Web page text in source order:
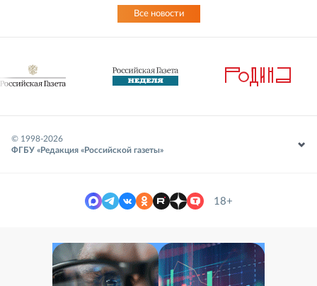
Все новости
© 1998-2026
ФГБУ «Редакция «Российской газеты»
18+